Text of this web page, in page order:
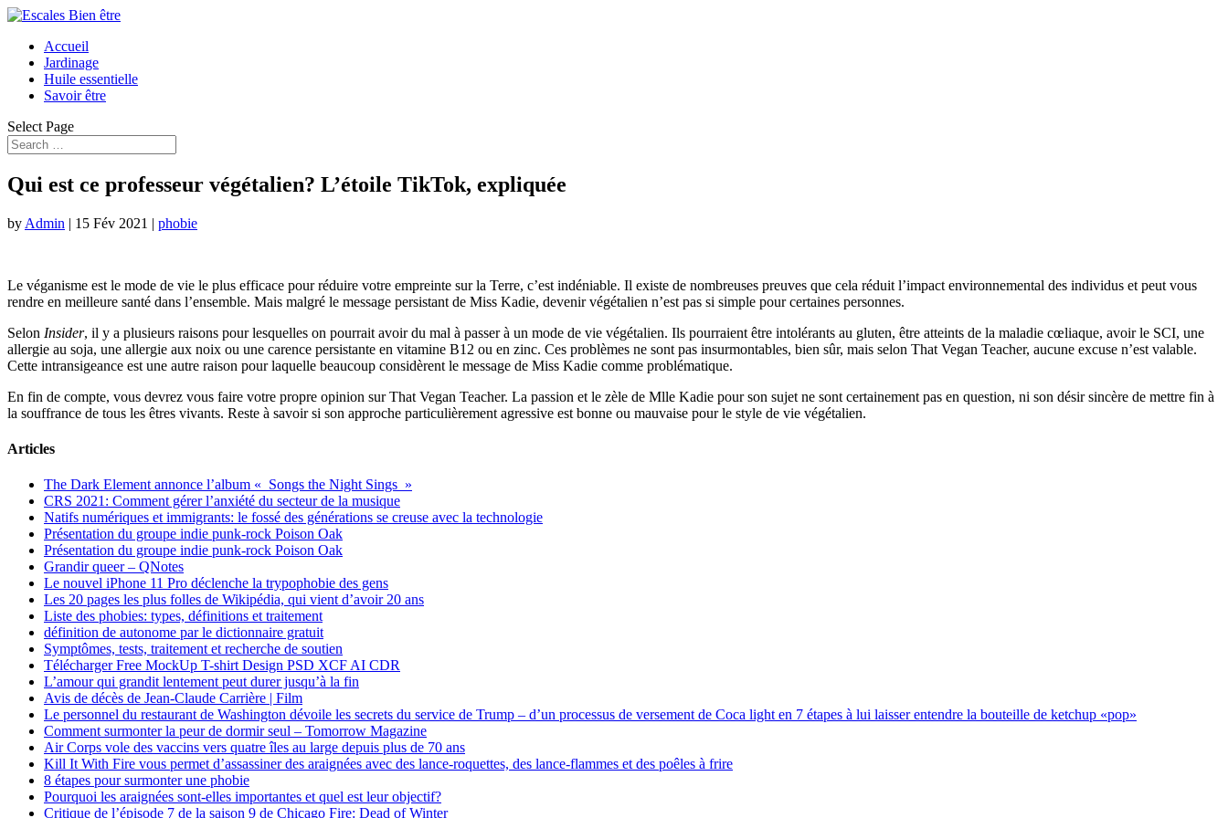
Accueil
Jardinage
Huile essentielle
Savoir être
Select Page
Qui est ce professeur végétalien? L’étoile TikTok, expliquée
by Admin | 15 Fév 2021 | phobie
Le véganisme est le mode de vie le plus efficace pour réduire votre empreinte sur la Terre, c’est indéniable. Il existe de nombreuses preuves que cela réduit l’impact environnemental des individus et peut vous
rendre en meilleure santé dans l’ensemble. Mais malgré le message persistant de Miss Kadie, devenir végétalien n’est pas si simple pour certaines personnes.
Selon Insider, il y a plusieurs raisons pour lesquelles on pourrait avoir du mal à passer à un mode de vie végétalien. Ils pourraient être intolérants au gluten, être atteints de la maladie cœliaque, avoir le SCI, une
allergie au soja, une allergie aux noix ou une carence persistante en vitamine B12 ou en zinc. Ces problèmes ne sont pas insurmontables, bien sûr, mais selon That Vegan Teacher, aucune excuse n’est valable.
Cette intransigeance est une autre raison pour laquelle beaucoup considèrent le message de Miss Kadie comme problématique.
En fin de compte, vous devrez vous faire votre propre opinion sur That Vegan Teacher. La passion et le zèle de Mlle Kadie pour son sujet ne sont certainement pas en question, ni son désir sincère de mettre fin à
la souffrance de tous les êtres vivants. Reste à savoir si son approche particulièrement agressive est bonne ou mauvaise pour le style de vie végétalien.
Articles
The Dark Element annonce l’album « Songs the Night Sings »
CRS 2021: Comment gérer l’anxiété du secteur de la musique
Natifs numériques et immigrants: le fossé des générations se creuse avec la technologie
Présentation du groupe indie punk-rock Poison Oak
Présentation du groupe indie punk-rock Poison Oak
Grandir queer – QNotes
Le nouvel iPhone 11 Pro déclenche la trypophobie des gens
Les 20 pages les plus folles de Wikipédia, qui vient d’avoir 20 ans
Liste des phobies: types, définitions et traitement
définition de autonome par le dictionnaire gratuit
Symptômes, tests, traitement et recherche de soutien
Télécharger Free MockUp T-shirt Design PSD XCF AI CDR
L’amour qui grandit lentement peut durer jusqu’à la fin
Avis de décès de Jean-Claude Carrière | Film
Le personnel du restaurant de Washington dévoile les secrets du service de Trump – d’un processus de versement de Coca light en 7 étapes à lui laisser entendre la bouteille de ketchup «pop»
Comment surmonter la peur de dormir seul – Tomorrow Magazine
Air Corps vole des vaccins vers quatre îles au large depuis plus de 70 ans
Kill It With Fire vous permet d’assassiner des araignées avec des lance-roquettes, des lance-flammes et des poêles à frire
8 étapes pour surmonter une phobie
Pourquoi les araignées sont-elles importantes et quel est leur objectif?
Critique de l’épisode 7 de la saison 9 de Chicago Fire: Dead of Winter